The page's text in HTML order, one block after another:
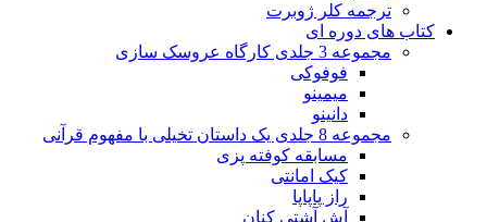
ترجمه کلر ژوبرت
کتاب های دوره ای
مجموعه 3 جلدی کارگاه عروسک سازی
فوفوکی
میمینو
دانینو
مجموعه 8 جلدی یک داستان تخیلی با مفهوم قرآنی
مسابقه کوفته پزی
کیک امانتی
راز پاپاپا
آش آشتی کنان